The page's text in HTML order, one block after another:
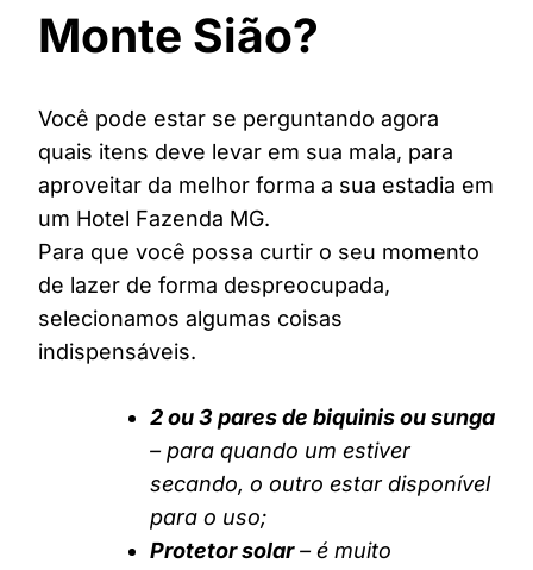
Monte Sião?
Você pode estar se perguntando agora
quais itens deve levar em sua mala, para
aproveitar da melhor forma a sua estadia em
um Hotel Fazenda MG.
Para que você possa curtir o seu momento
de lazer de forma despreocupada,
selecionamos algumas coisas
indispensáveis.
2 ou 3 pares de biquinis ou sunga
– para quando um estiver
secando, o outro estar disponível
para o uso;
Protetor solar– é muito